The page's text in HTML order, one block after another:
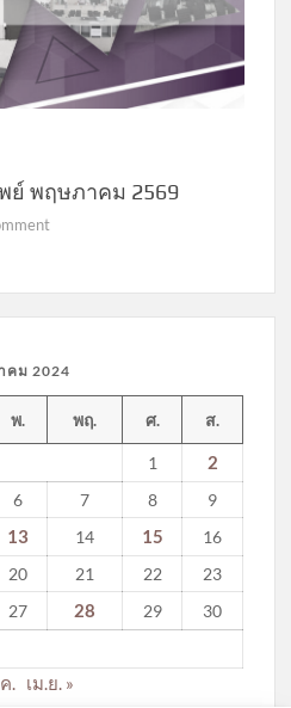
ย์ พฤษภาคม 2569
on
2569
คม 2024
พ. พฤ. ศ. ส.
1 2
6 7 8
9
13 14 15
16
20 21 22
23
27 28 29 30
. เม.ย. »